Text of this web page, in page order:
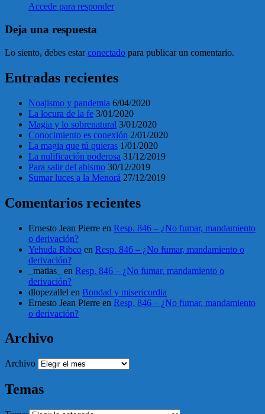
Accede para responder
Deja una respuesta
Lo siento, debes estarconectado para publicar un comentario.
Entradas recientes
Noajismo y pandemia 6/04/2020
La locura de la fe 3/01/2020
Magia y lo sobrenatural 3/01/2020
Conocimiento es conexión 2/01/2020
La magia que tú quieras 1/01/2020
La nulificación poderosa 31/12/2019
Para salir del abismo 30/12/2019
Sumar luces a la Menorá 27/12/2019
Comentarios recientes
Ernesto Jean Pierre en Resp. 846 – ¿No fumar, mandamiento
o derivación?
Yehuda Ribco en Resp. 846 – ¿No fumar, mandamiento o
derivación?
_matias_
en Resp. 846 – ¿No fumar, mandamiento o
derivación?
dlopezallel en Bondad y misericordia
Ernesto Jean Pierre en Resp. 846 – ¿No fumar, mandamiento
o derivación?
Archivo
Archivo
Temas